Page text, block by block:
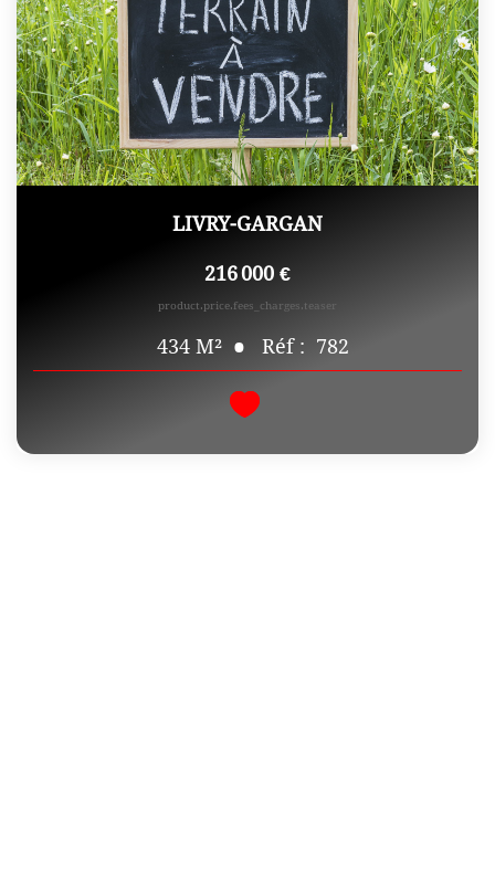
CONTACT
LIVRY-GARGAN
216 000 €
product.price.fees_charges.teaser
434 M² Réf : 782